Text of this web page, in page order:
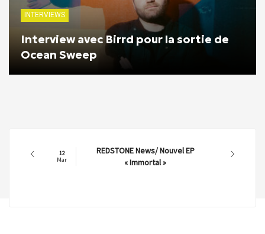
INTERVIEWS
Interview avec Birrd pour la sortie de
Ocean Sweep
12
Mar
REDSTONE News/ Nouvel EP
« Immortal »